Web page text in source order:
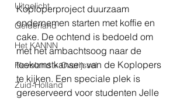
Uitgelicht
Gelderland
Het KANNN
Flevoland + Overijssel
Zuid-Holland
Koploperproject duurzaam
ondernemen starten met koffie en
cake. De ochtend is bedoeld om
met het ambachtsoog naar de
toekomstkansen van de Koplopers
te kijken. Een speciale plek is
gereserveerd voor studenten Jelle